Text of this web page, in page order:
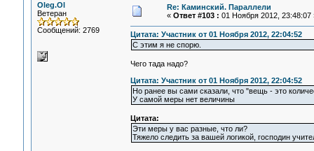
Oleg.Ol
Ветеран
Сообщений: 2769
Re: Каминский. Параллели
« Ответ #103 : 01 Ноября 2012, 23:48:07
Цитата: Участник от 01 Ноября 2012, 22:04:52
С этим я не спорю.
Чего тада надо?
Цитата: Участник от 01 Ноября 2012, 22:04:52
Но ранее вы сами сказали, что "вещь - это
У самой меры нет величины
Цитата:
Эти меры у вас разные, что ли?
Тяжело следить за вашей логикой, господин